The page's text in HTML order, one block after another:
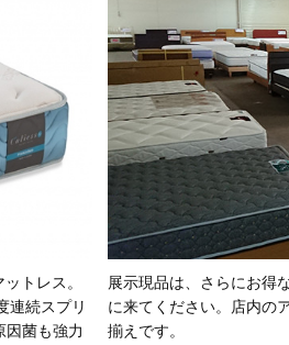
トレス。
連続スプリ
因菌も強力
展示現品は、さらにお得
に来てください。店内の
揃えです。